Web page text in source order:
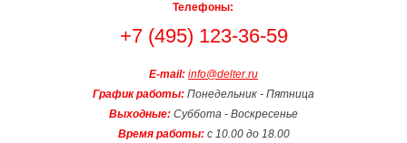
Телефоны:
+7 (495) 123-36-59
E-mail: info@delter.ru
График работы: Понедельник - Пятница
Выходные: Суббота - Воскресенье
Время работы:с 10.00 до 18.00